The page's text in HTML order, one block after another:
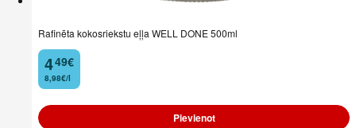
Rafinēta kokosriekstu eļļa WELL DONE 500ml
4
. 49€
8,98€/l
Pievienot